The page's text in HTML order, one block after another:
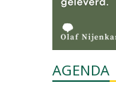
AGENDA